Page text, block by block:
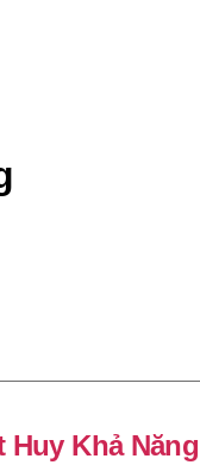
Huy Khả